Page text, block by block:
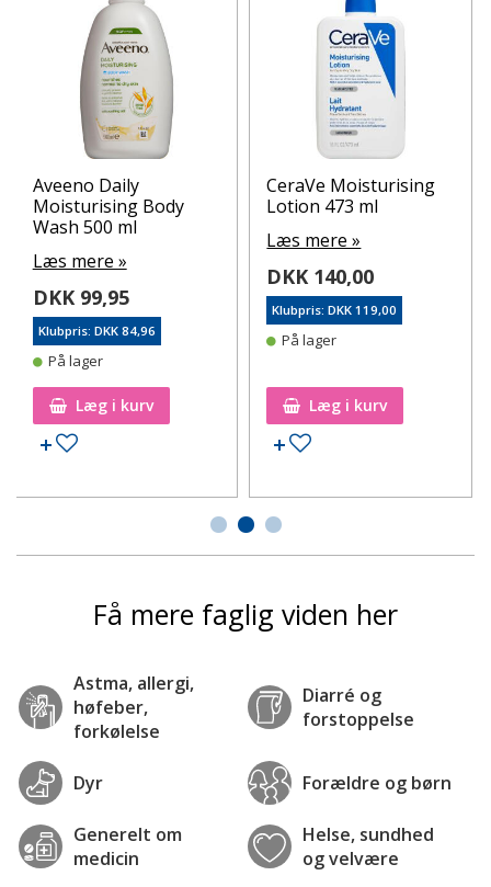
Aveeno Daily
Moisturising Body
Wash 500 ml
Læs mere »
DKK 99,95
Klubpris: DKK 84,96
På lager
Læg i kurv
Tilføj til ønskeseddel
CeraVe Moisturising
Lotion 473 ml
Læs mere »
DKK 140,00
Klubpris: DKK 119,00
På lager
Læg i kurv
Tilføj til ønskeseddel
Få mere faglig viden her
Astma, allergi,
høfeber,
forkølelse
Diarré og
forstoppelse
Dyr Forældre og børn
Generelt om
medicin
Helse, sundhed
og velvære